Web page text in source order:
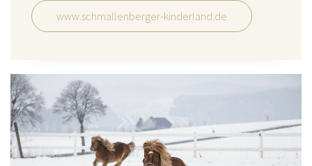
www.schmallenberger-kinderland.de